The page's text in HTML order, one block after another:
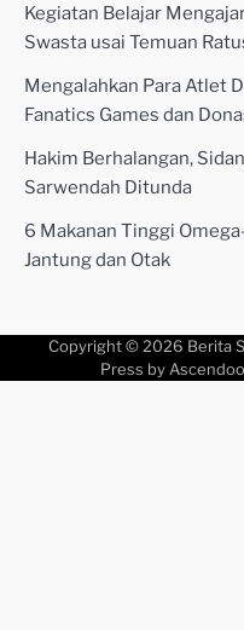
Kegiatan Belajar
Swasta usai Temuan
Mengalahkan Para Atlet
Fanatics Games dan
Hakim Berhalangan,
Sarwendah Ditunda
6 Makanan Tinggi
Jantung dan Otak
Copyright © 2026 Berita
Press by